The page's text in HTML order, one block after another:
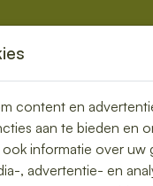
content en
aan te bieden en
informatie over uw
, advertentie- en